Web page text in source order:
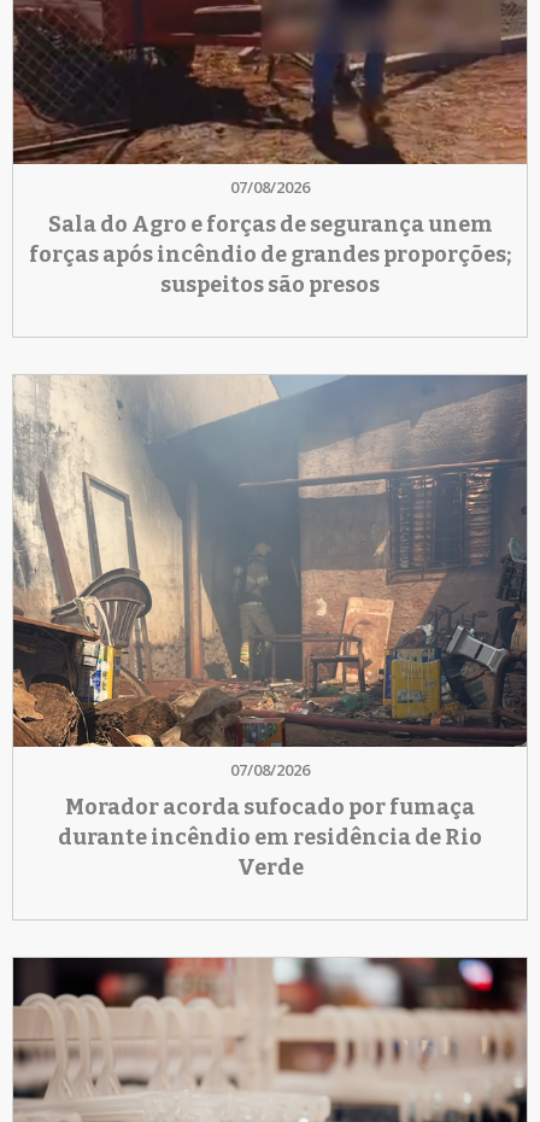
07/08/2026
Sala do Agro e forças de segurança unem
forças após incêndio de grandes proporções;
suspeitos são presos
07/08/2026
Morador acorda sufocado por fumaça
durante incêndio em residência de Rio
Verde